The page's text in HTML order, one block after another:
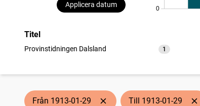
Applicera datum
0
Titel
Provinstidningen Dalsland 1
träffar
Från 1913-01-29 Till 1913-01-29